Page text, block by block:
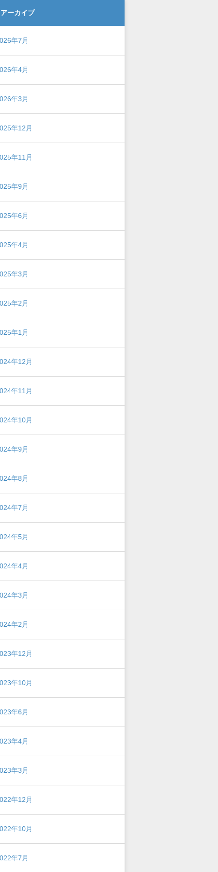
アーカイブ
年7月
年4月
年3月
年12月
年11月
年9月
年6月
年4月
年3月
年2月
年1月
年12月
年11月
年10月
年9月
年8月
年7月
年5月
年4月
年3月
年2月
年12月
年10月
年6月
年4月
年3月
年12月
年10月
年7月